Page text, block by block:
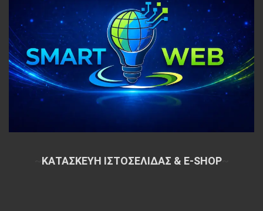
ΚΑΤΑΣΚΕΥΗ ΙΣΤΟΣΕΛΙΔΑΣ & E-SHOP~